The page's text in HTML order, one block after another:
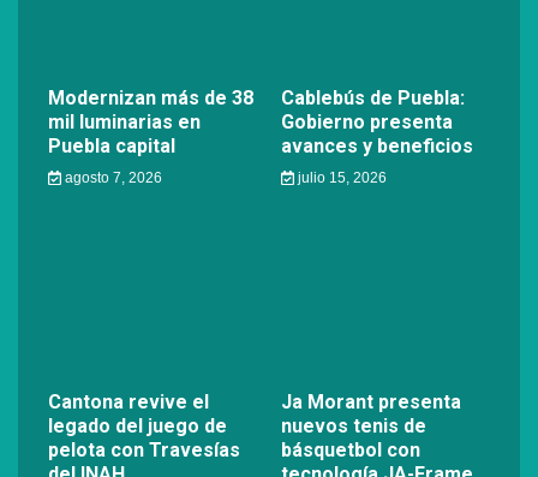
Modernizan más de 38
mil luminarias en
Puebla capital
agosto 7, 2026
Cablebús de Puebla:
Gobierno presenta
avances y beneficios
julio 15, 2026
Cantona revive el
legado del juego de
pelota con Travesías
Ja Morant presenta
nuevos tenis de
básquetbol con